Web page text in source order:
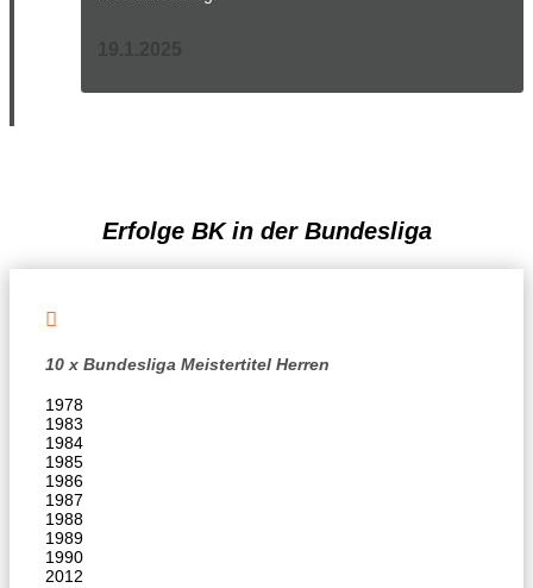
Erfolge BK in der Bundesliga

10 x Bundesliga Meistertitel Herren
1978
1983
1984
1985
1986
1987
1988
1989
1990
2012